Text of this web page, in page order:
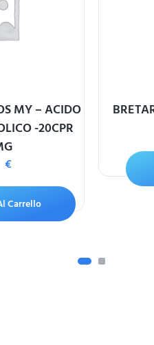
MY – ACIDO
-20CPR
€
Carrello